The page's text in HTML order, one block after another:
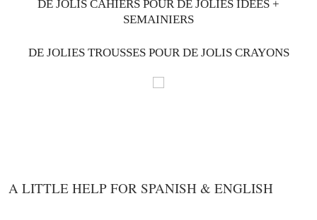
DE JOLIS CAHIERS POUR DE JOLIES IDÉES +
SEMAINIERS
DE JOLIES TROUSSES POUR DE JOLIS CRAYONS
A LITTLE HELP FOR SPANISH & ENGLISH